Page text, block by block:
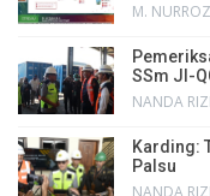
M.
SSm JI-
Karding:
Palsu